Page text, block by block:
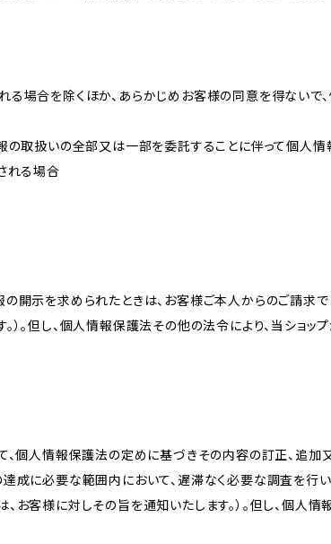
場合を除くほか、あらかじめお客様の同意を得ないで
の取扱いの全部又は一部を委託することに伴って個人
れる場合
開示を求められたときは、お客様ご本人からのご請求
。但し、個人情報保護法その他の法令により、当ショ
個人情報保護法の定めに基づきその内容の訂正、追加
成に必要な範囲内において、遅滞なく必要な調査を行
客様に対しその旨を通知いたします。）。但し、個人